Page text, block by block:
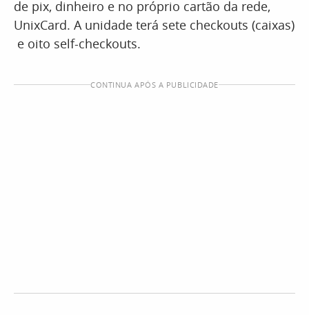
de pix, dinheiro e no próprio cartão da rede,
UnixCard. A unidade terá sete checkouts (caixas)
e oito self-checkouts.
CONTINUA APÓS A PUBLICIDADE